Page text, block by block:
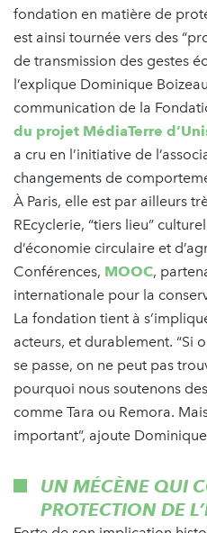
fondation en matière de
est ainsi tournée vers des
de transmission des gestes
l’explique Dominique
communication de la
du projet MédiaTerre
a cru en l’initiative de
changements de
À Paris, elle est par ailleurs
REcyclerie, “tiers lieu”
d’économie circulaire et
Conférences, MOOC,
internationale pour la
La fondation tient à
acteurs, et durablement. “Si
se passe, on ne peut pas
pourquoi nous soutenons
comme Tara ou Remora.
important”, ajoute
UN MÉCÈNE QUI
PROTECTION DE